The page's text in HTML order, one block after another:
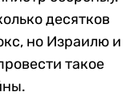
десятков
но Израилю и
такое